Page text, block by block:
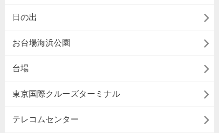
日の出 
お台場海浜公園 
台場 
東京国際クルーズターミナル 
テレコムセンター 